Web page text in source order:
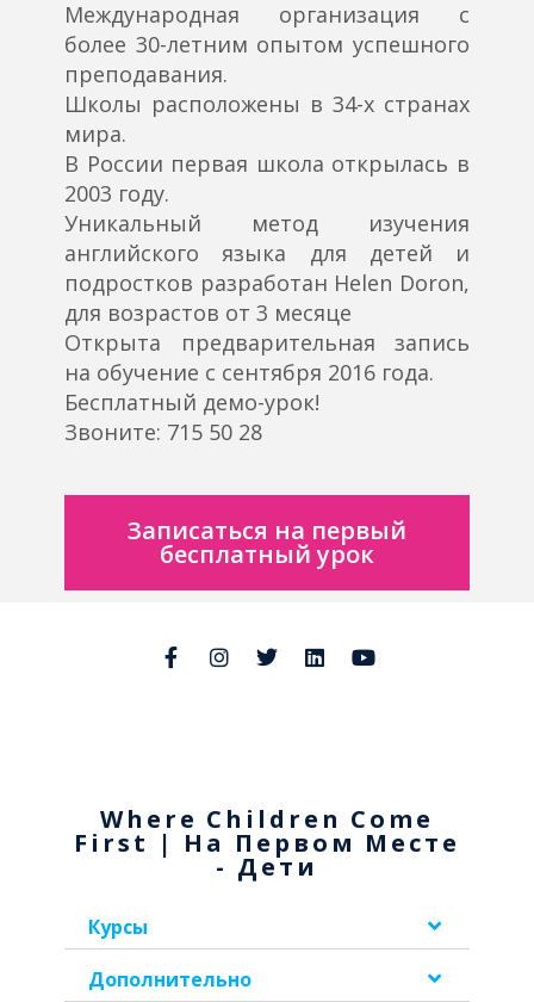
Международная организация с
более 30-летним опытом успешного
преподавания.
Школы расположены в 34-х странах
мира.
В России первая школа открылась в
2003 году.
Уникальный метод изучения
английского языка для детей и
подростков разработан Helen Doron,
для возрастов от 3 месяце
Открыта предварительная запись
на обучение с сентября 2016 года.
Бесплатный демо-урок!
Звоните: 715 50 28
Записаться на первый
бесплатный урок
Where Children Come
First | На Первом Месте
- Дети
Курсы
Дополнительно